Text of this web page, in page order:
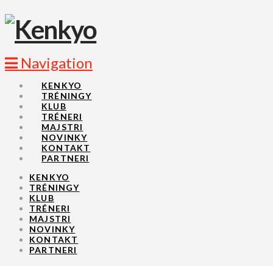
Navigation
KENKYO
TRÉNINGY
KLUB
TRÉNERI
MAJSTRI
NOVINKY
KONTAKT
PARTNERI
KENKYO
TRÉNINGY
KLUB
TRÉNERI
MAJSTRI
NOVINKY
KONTAKT
PARTNERI